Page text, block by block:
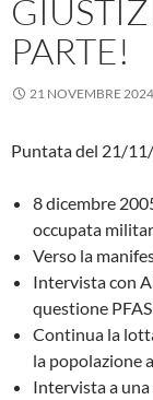
PARTE!
21 NOVEMBRE 2024
Puntata del 21/
8 dicembre
occupata
Verso la
Intervista con
questione PFAS
Continua la
la popolazione
Intervista a